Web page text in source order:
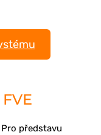
představu